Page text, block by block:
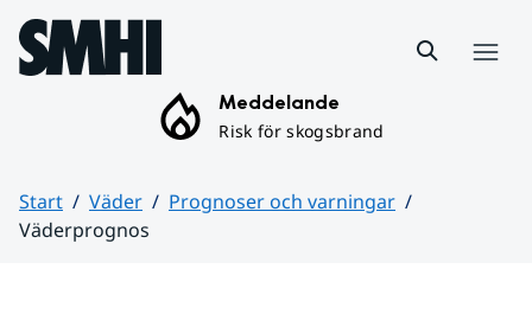
Hoppa till sidans innehåll
Meddelande
Risk för skogsbrand
Start Väder
Prognoser och varningar
Väderprognos